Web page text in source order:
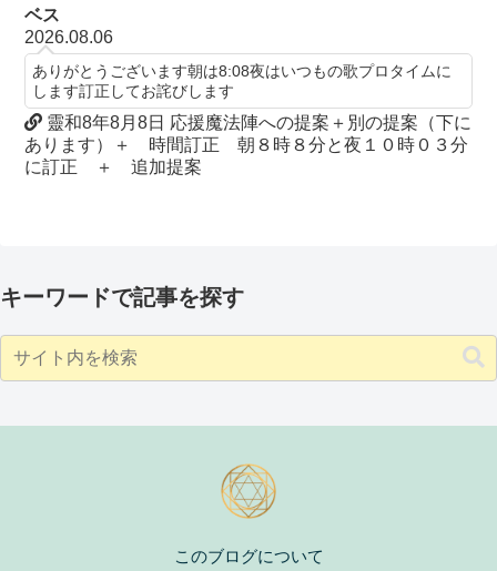
ベス
2026.08.06
ありがとうございます朝は8:08夜はいつもの歌プロタイムに
します訂正してお詫びします
靈和8年8月8日 応援魔法陣への提案＋別の提案（下に
あります）＋ 時間訂正 朝８時８分と夜１０時０３分
に訂正 ＋ 追加提案
キーワードで記事を探す
このブログについて